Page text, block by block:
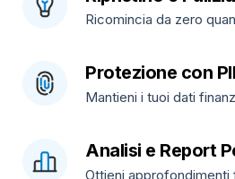
Ricomincia da zero
Protezione con
Mantieni i tuoi dati
Analisi e Report
Ottieni approfondimenti